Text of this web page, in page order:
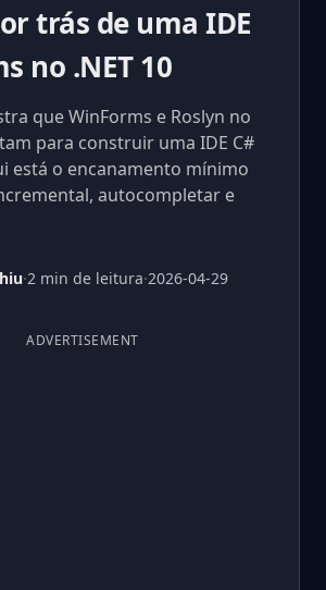
trás de uma IDE
no .NET 10
que WinForms e Roslyn no
para construir uma IDE C#
está o encanamento mínimo
autocompletar e
·2 min de leitura·2026-04-29
ADVERTISEMENT